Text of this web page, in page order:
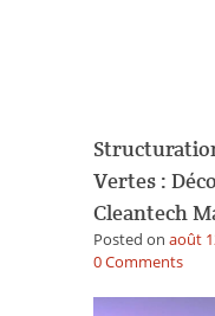
Vertes :
Cleantech
Posted on août
0Commentson